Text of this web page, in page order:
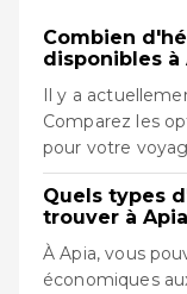
Combien
disponibles à
Il y a
Comparez les
pour votre
Quels types
trouver à
À Apia, vous
économiques